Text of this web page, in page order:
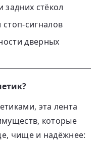
стёкол
сигналов
дверных
эта лента
, которые
чище и надёжнее: